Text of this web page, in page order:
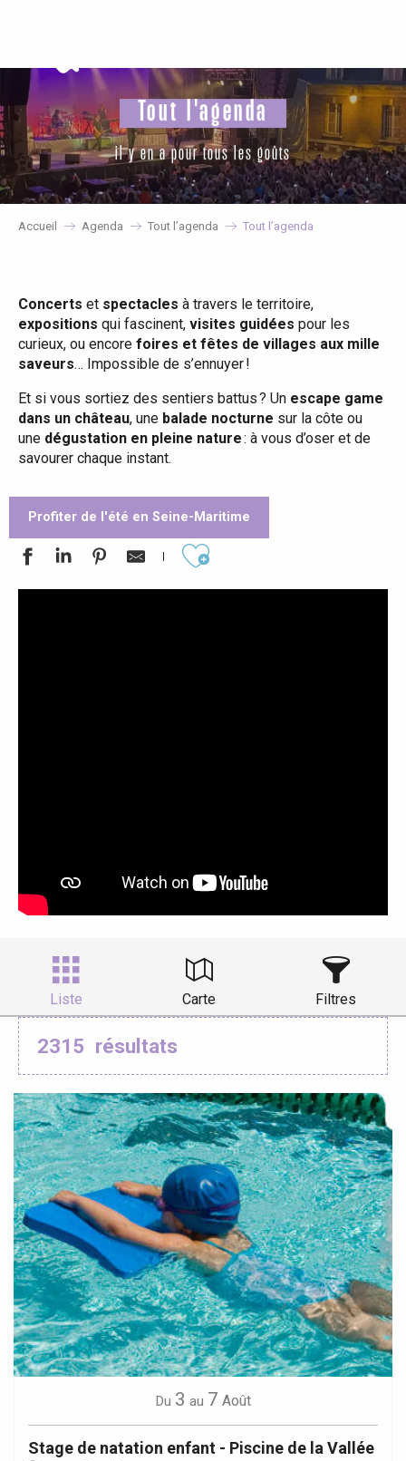
principal
Tout l'agenda
il y en a pour tous les goûts
Accueil Agenda Tout l’agenda Tout l’agenda
Concerts et spectacles à travers le territoire,
expositions qui fascinent, visites guidées pour les
curieux, ou encore foires et fêtes de villages aux mille
saveurs… Impossible de s’ennuyer !
Et si vous sortiez des sentiers battus ? Un escape game
dans un château, une balade nocturne sur la côte ou
une dégustation en pleine nature: à vous d’oser et de
savourer chaque instant.
Profiter de l'été en Seine-Maritime
Ajouter aux favoris
Liste Carte Filtres
2315 résultats
Du 3 au 7 Août
Stage de natation enfant - Piscine de la Vallée